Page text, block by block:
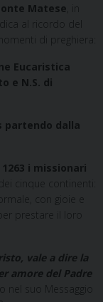
Matese , in
al ricordo del
di preghiera:
Eucaristica
e N.S. di
partendo dalla
1263 i missionari
cinque continenti:
con gioie e
prestare il loro
vale a dire la
amore del Padre
nel suo Messaggio